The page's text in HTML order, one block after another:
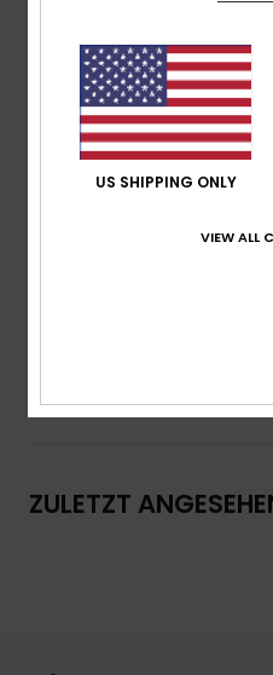
Funktionen
Stoff:Baumwoll-
Passform:Regular Fit
Hals:Rundhalsausschnitt
Versand &
ZULETZT
US SHIPPING ONLY
VIEW ALL